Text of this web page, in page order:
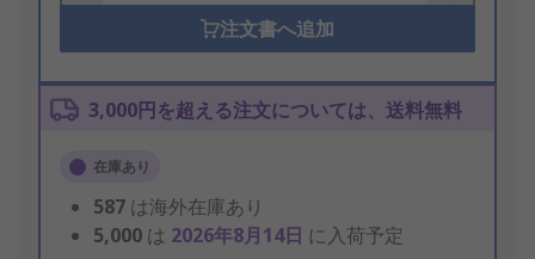
注文書へ追加
3,000円を超える注文については、送料無料
在庫あり
587 は海外在庫あり
5,000 は 2026年8月14日 に入荷予定